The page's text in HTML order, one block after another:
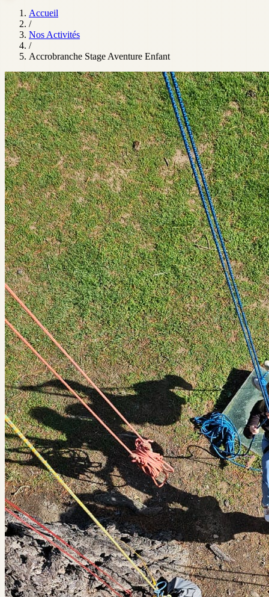
Accueil
/
Nos Activités
/
Accrobranche Stage Aventure Enfant